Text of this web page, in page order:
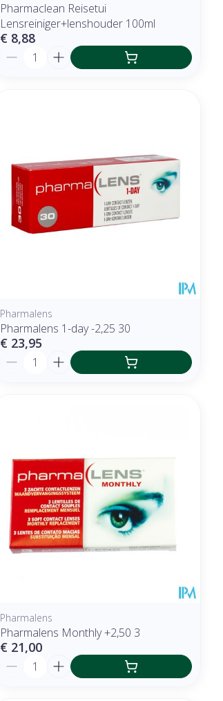
Pharmaclean Reisetui
Lensreiniger+lenshouder 100ml
€ 8,88
Aantal
Pharmalens
Pharmalens 1-day -2,25 30
€ 23,95
Aantal
Pharmalens
Pharmalens Monthly +2,50 3
€ 21,00
Aantal